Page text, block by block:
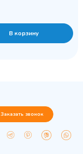
В корзину
Заказать звонок